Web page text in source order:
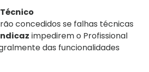
concedidos se falhas técnicas
impedirem o Profissional
das funcionalidades